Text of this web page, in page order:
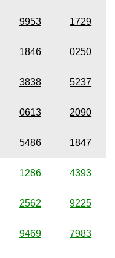
9953 1729
1846 0250
3838 5237
0613 2090
5486 1847
1286 4393
2562 9225
9469 7983